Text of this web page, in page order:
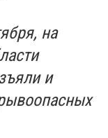
на
и